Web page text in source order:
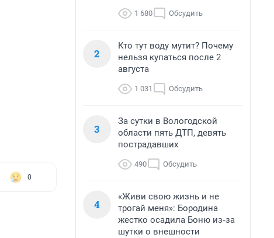
0
1 680 Обсудить
2
Кто тут воду мутит? Почему
нельзя купаться после 2
августа
1 031 Обсудить
3
За сутки в Вологодской
области пять ДТП, девять
пострадавших
490 Обсудить
4
«Живи свою жизнь и не
трогай меня»: Бородина
жестко осадила Боню из‑за
шутки о внешности